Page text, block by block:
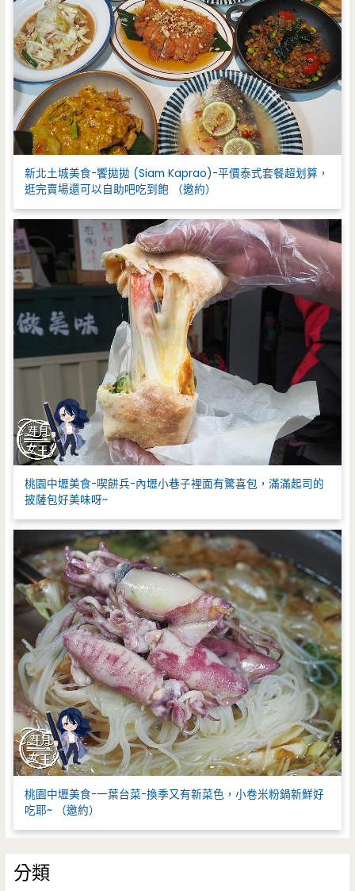
新北土城美食-饗拋拋 (Siam Kaprao)-平價泰式套餐超划算，
逛完賣場還可以自助吧吃到飽 （邀約）
桃園中壢美食-喫餅兵-內壢小巷子裡面有驚喜包，滿滿起司的
披薩包好美味呀~
桃園中壢美食-一葉台菜-換季又有新菜色，小卷米粉鍋新鮮好
吃耶~ （邀約）
分類